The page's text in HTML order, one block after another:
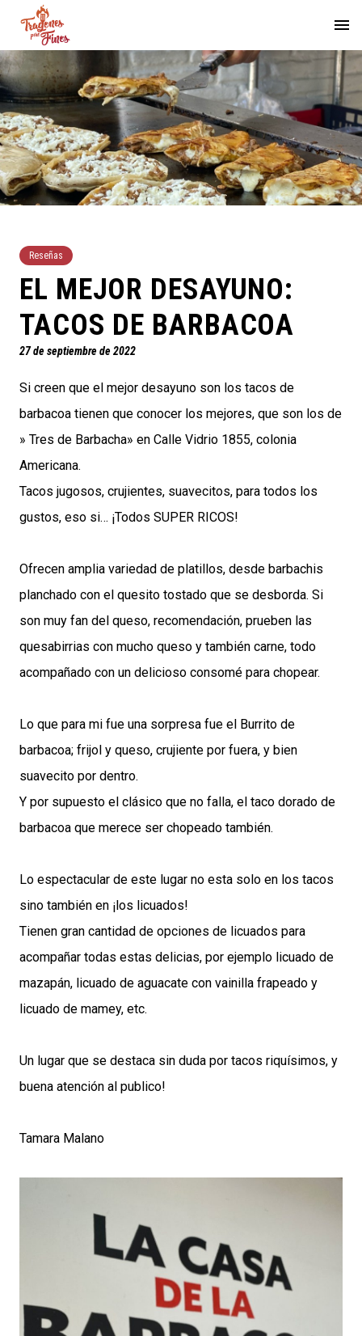
Reseñas
EL MEJOR DESAYUNO:
TACOS DE BARBACOA
27 de septiembre de 2022
Si creen que el mejor desayuno son los tacos de
barbacoa tienen que conocer los mejores, que son los de
» Tres de Barbacha» en Calle Vidrio 1855, colonia
Americana.
Tacos jugosos, crujientes, suavecitos, para todos los
gustos, eso si… ¡Todos SUPER RICOS!
Ofrecen amplia variedad de platillos, desde barbachis
planchado con el quesito tostado que se desborda. Si
son muy fan del queso, recomendación, prueben las
quesabirrias con mucho queso y también carne, todo
acompañado con un delicioso consomé para chopear.
Lo que para mi fue una sorpresa fue el Burrito de
barbacoa; frijol y queso, crujiente por fuera, y bien
suavecito por dentro.
Y por supuesto el clásico que no falla, el taco dorado de
barbacoa que merece ser chopeado también.
Lo espectacular de este lugar no esta solo en los tacos
sino también en ¡los licuados!
Tienen gran cantidad de opciones de licuados para
acompañar todas estas delicias, por ejemplo licuado de
mazapán, licuado de aguacate con vainilla frapeado y
licuado de mamey, etc.
Un lugar que se destaca sin duda por tacos riquísimos, y
buena atención al publico!
Tamara Malano